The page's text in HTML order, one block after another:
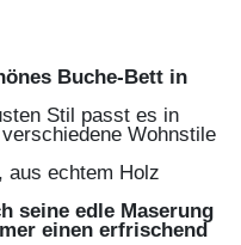
Buche-Bett in
Stil passt es in
Wohnstile
aus echtem Holz
seine edle Maserung
einen erfrischend